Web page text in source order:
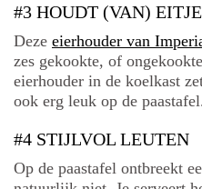
#3 HOUDT (VAN)
Deze eierhouder van
zes gekookte, of
eierhouder in de koelkast
ook erg leuk op de
#4 STIJLVOL LEUTEN
Op de paastafel ontbreekt